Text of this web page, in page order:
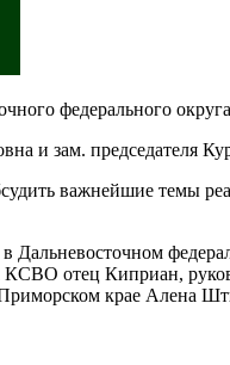
федерального
и зам. председателя
важнейшие темы
отец Киприан,
крае Алена